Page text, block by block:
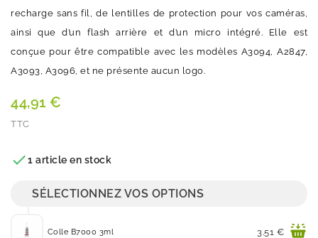
recharge sans fil, de lentilles de protection pour vos caméras,
ainsi que d’un flash arrière et d’un micro intégré. Elle est
conçue pour être compatible avec les modèles A3094, A2847,
A3093, A3096, et ne présente aucun logo.
44,91 €
TTC
1 article en stock
SÉLECTIONNEZ VOS OPTIONS
Colle B7000 3ml Prix
3.51 €